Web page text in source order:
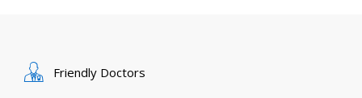
Friendly Doctors